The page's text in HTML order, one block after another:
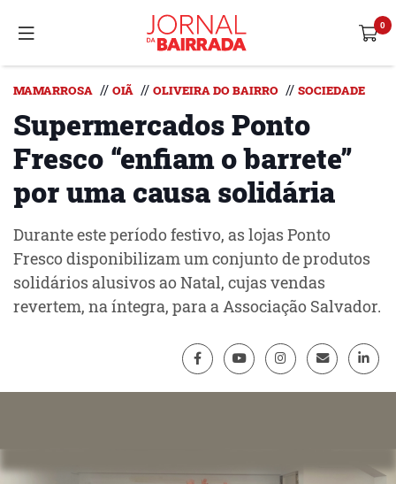
MAMARROSA // OIÃ // OLIVEIRA DO BAIRRO // SOCIEDADE
Supermercados Ponto
Fresco “enfiam o barrete”
por uma causa solidária
Durante este período festivo, as lojas Ponto
Fresco disponibilizam um conjunto de produtos
solidários alusivos ao Natal, cujas vendas
revertem, na íntegra, para a Associação Salvador.